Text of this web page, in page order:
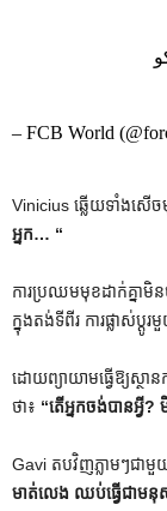
– FCB World
Vinicius ឆ្លើយទាំងសើច
អ្នក… “
ការប្រឈមមុខដាក់គ្នា
ក្នុង​តង់​ទី​ពីរ ការ​ផ្លាស់​ប្
ដោយព្យាយាមធ្វើឱ្យស្ថា
ថា៖ “តើអ្នកចង់បានអ្វី?
Gavi តបវិញភ្លាមៗជាមួ
មាត់លេង ឈប់ធ្វើជាមនុ